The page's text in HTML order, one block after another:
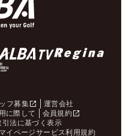
フ募集
運営会社
に際して
会員規約
引法に基づく表示
マイページサービス利用規約